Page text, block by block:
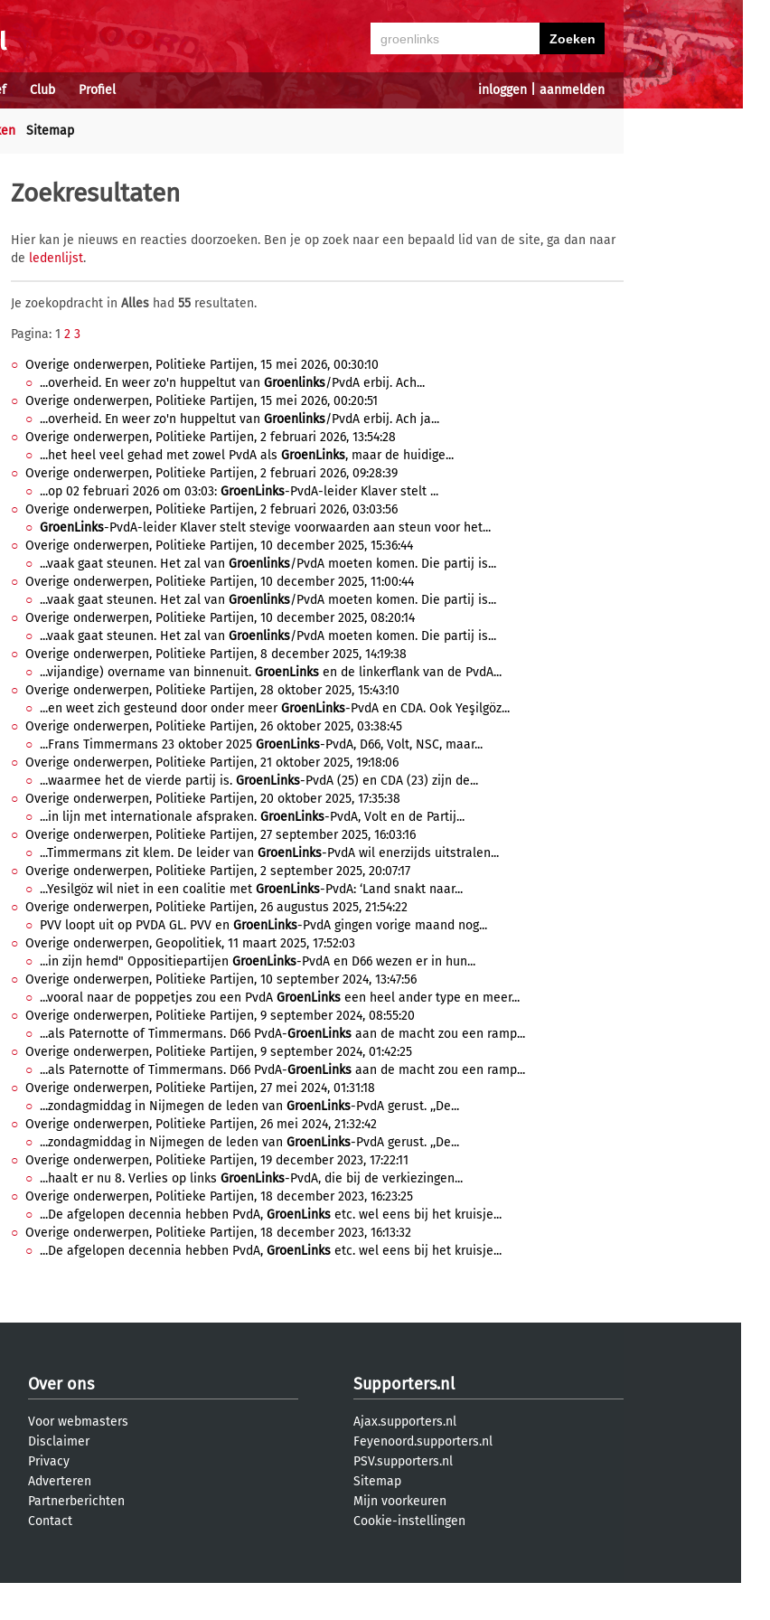
inloggen aanmelden
Club Profiel
Sitemap
Zoekresultaten
Hier kan je nieuws en reacties doorzoeken. Ben je op zoek naar een bepaald lid van de site, ga dan naar
de ledenlijst.
Je zoekopdracht in Alles had 55 resultaten.
Pagina: 1 2 3
Overige onderwerpen, Politieke Partijen, 15 mei 2026, 00:30:10
...overheid. En weer zo'n huppeltut van Groenlinks/PvdA erbij. Ach...
Overige onderwerpen, Politieke Partijen, 15 mei 2026, 00:20:51
...overheid. En weer zo'n huppeltut van Groenlinks/PvdA erbij. Ach ja...
Overige onderwerpen, Politieke Partijen, 2 februari 2026, 13:54:28
...het heel veel gehad met zowel PvdA als GroenLinks, maar de huidige...
Overige onderwerpen, Politieke Partijen, 2 februari 2026, 09:28:39
...op 02 februari 2026 om 03:03: GroenLinks-PvdA-leider Klaver stelt ...
Overige onderwerpen, Politieke Partijen, 2 februari 2026, 03:03:56
GroenLinks-PvdA-leider Klaver stelt stevige voorwaarden aan steun voor het...
Overige onderwerpen, Politieke Partijen, 10 december 2025, 15:36:44
...vaak gaat steunen. Het zal van Groenlinks/PvdA moeten komen. Die partij is...
Overige onderwerpen, Politieke Partijen, 10 december 2025, 11:00:44
...vaak gaat steunen. Het zal van Groenlinks/PvdA moeten komen. Die partij is...
Overige onderwerpen, Politieke Partijen, 10 december 2025, 08:20:14
...vaak gaat steunen. Het zal van Groenlinks/PvdA moeten komen. Die partij is...
Overige onderwerpen, Politieke Partijen, 8 december 2025, 14:19:38
...vijandige) overname van binnenuit. GroenLinks en de linkerflank van de PvdA...
Overige onderwerpen, Politieke Partijen, 28 oktober 2025, 15:43:10
...en weet zich gesteund door onder meerGroenLinks-PvdA en CDA. Ook Yeşilgöz...
Overige onderwerpen, Politieke Partijen, 26 oktober 2025, 03:38:45
...Frans Timmermans 23 oktober 2025 GroenLinks-PvdA, D66, Volt, NSC, maar...
Overige onderwerpen, Politieke Partijen, 21 oktober 2025, 19:18:06
...waarmee het de vierde partij is. GroenLinks-PvdA (25) en CDA (23) zijn de...
Overige onderwerpen, Politieke Partijen, 20 oktober 2025, 17:35:38
...in lijn met internationale afspraken. GroenLinks-PvdA, Volt en de Partij...
Overige onderwerpen, Politieke Partijen, 27 september 2025, 16:03:16
...Timmermans zit klem. De leider van GroenLinks-PvdA wil enerzijds uitstralen...
Overige onderwerpen, Politieke Partijen, 2 september 2025, 20:07:17
...Yesilgöz wil niet in een coalitie met GroenLinks-PvdA: ‘Land snakt naar...
Overige onderwerpen, Politieke Partijen, 26 augustus 2025, 21:54:22
PVV loopt uit op PVDA GL. PVV en GroenLinks-PvdA gingen vorige maand nog...
Overige onderwerpen, Geopolitiek, 11 maart 2025, 17:52:03
...in zijn hemd" Oppositiepartijen GroenLinks-PvdA en D66 wezen er in hun...
Overige onderwerpen, Politieke Partijen, 10 september 2024, 13:47:56
...vooral naar de poppetjes zou een PvdA GroenLinks een heel ander type en meer...
Overige onderwerpen, Politieke Partijen, 9 september 2024, 08:55:20
...als Paternotte of Timmermans. D66 PvdA-GroenLinks aan de macht zou een ramp...
Overige onderwerpen, Politieke Partijen, 9 september 2024, 01:42:25
...als Paternotte of Timmermans. D66 PvdA-GroenLinks aan de macht zou een ramp...
Overige onderwerpen, Politieke Partijen, 27 mei 2024, 01:31:18
...zondagmiddag in Nijmegen de leden van GroenLinks-PvdA gerust. ,,De...
Overige onderwerpen, Politieke Partijen, 26 mei 2024, 21:32:42
...zondagmiddag in Nijmegen de leden van GroenLinks-PvdA gerust. ,,De...
Overige onderwerpen, Politieke Partijen, 19 december 2023, 17:22:11
...haalt er nu 8. Verlies op links GroenLinks-PvdA, die bij de verkiezingen...
Overige onderwerpen, Politieke Partijen, 18 december 2023, 16:23:25
...De afgelopen decennia hebben PvdA, GroenLinks etc. wel eens bij het kruisje...
Overige onderwerpen, Politieke Partijen, 18 december 2023, 16:13:32
...De afgelopen decennia hebben PvdA, GroenLinks etc. wel eens bij het kruisje...
Over ons
Voor webmasters
Disclaimer
Privacy
Adverteren
Partnerberichten
Contact
Supporters.nl
Ajax.supporters.nl
Feyenoord.supporters.nl
PSV.supporters.nl
Sitemap
Mijn voorkeuren
Cookie-instellingen